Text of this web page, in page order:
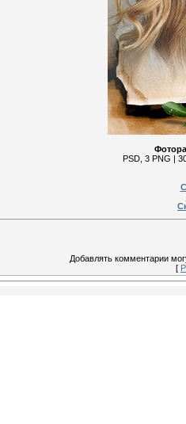
PSD, 3 PNG |
Добавлять комментарии
[